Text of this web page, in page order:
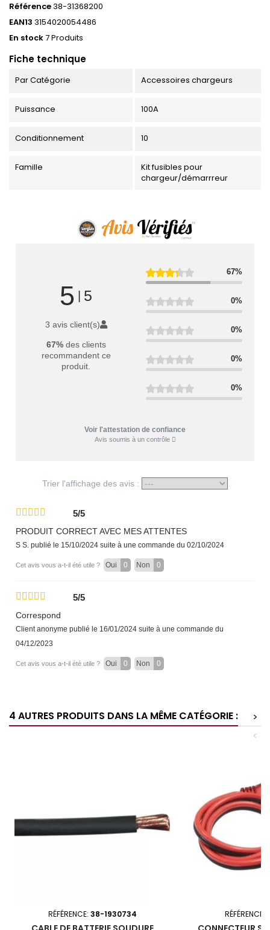
Référence38-31368200
EAN13 3154020054486
En stock7 Produits
Fiche technique
Par Catégorie Accessoires chargeurs
Puissance 100A
Conditionnement 10
Famille
Kit fusibles pour
chargeur/démarrreur
5 5
3 avis client(s)
67%des clients
recommandent ce
produit.
67%
0%
0%
0%
0%
Voir l'attestation de confiance
Avis soumis à un contrôle
Trier l'affichage des avis :
5/5
PRODUIT CORRECT AVEC MES ATTENTES
S S. publié le 15/10/2024 suite à une commande du 02/10/2024
Cet avis vous a-t-il été utile ? Oui 0 Non 0
5/5
Correspond
Client anonyme publié le 16/01/2024 suite à une commande du
04/12/2023
Cet avis vous a-t-il été utile ? Oui 0 Non 0
4 AUTRES PRODUITS DANS LA MÊME CATÉGORIE :
>
<
RÉFÉRENCE: 38-1930734 RÉFÉRENCE: